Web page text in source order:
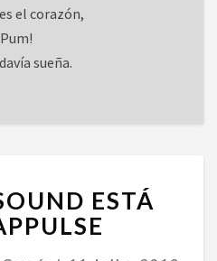
el corazón,
sueña.
SOUND
ESTÁ
CON
ESTÁ